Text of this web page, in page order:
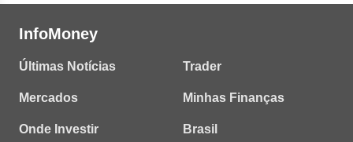
InfoMoney
Últimas Notícias
Mercados
Onde Investir
Trader
Minhas Finanças
Brasil